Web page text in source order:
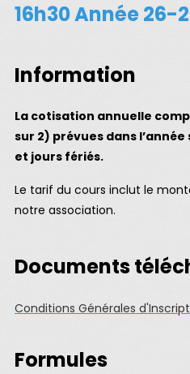
16h30 Année 26-
Information
La cotisation annuelle
sur 2) prévues dans
et jours fériés.
Le tarif du cours inclut le
notre association.
Documents
Conditions Générales
Formules